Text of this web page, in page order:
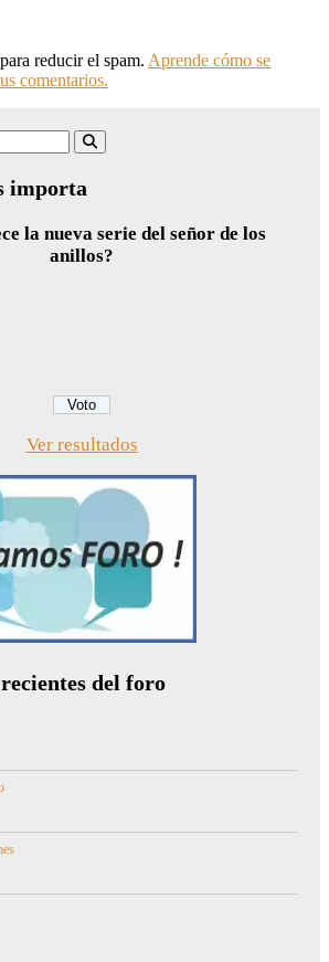
reducir el spam. Aprende cómo se
comentarios.
importa
la nueva serie del señor de los
anillos?
Ver resultados
del foro